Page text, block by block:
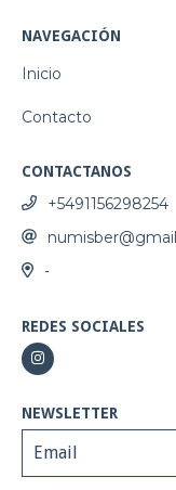
NAVEGACIÓN
Inicio
Contacto
CONTACTANOS
+5491156298254
-
REDES SOCIALES
NEWSLETTER